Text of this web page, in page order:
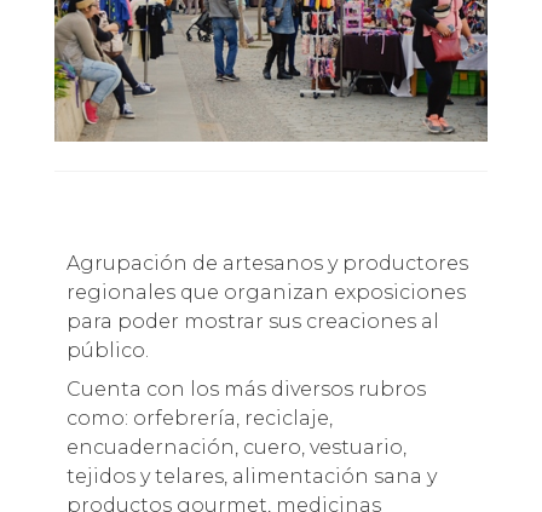
Agrupación de artesanos y productores
regionales que organizan exposiciones
para poder mostrar sus creaciones al
público.
Cuenta con los más diversos rubros
como: orfebrería, reciclaje,
encuadernación, cuero, vestuario,
tejidos y telares, alimentación sana y
productos gourmet, medicinas